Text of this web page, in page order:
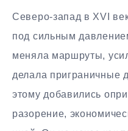
Северо-запад в XVI
под сильным
меняла маршруты,
делала приграничные
этому добавились
разорение,